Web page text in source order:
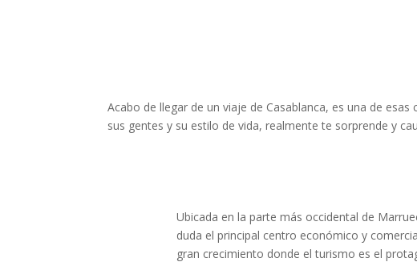
Acabo de llegar de un viaje de Casablanca, es una de
sus gentes y su estilo de vida, realmente te sorprende y
Ubicada en la parte más occidental de
duda el principal centro económico y
gran crecimiento donde el turismo es el